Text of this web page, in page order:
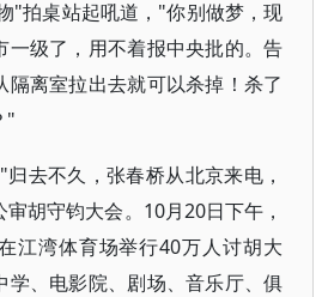
"拍桌站起吼道，"你别做梦，现
一级了，用不着报中央批的。告
隔离室拉出去就可以杀掉！杀了
"
去不久，张春桥从北京来电，
胡守钧大会。10月20日下午，
江湾体育场举行40万人讨胡大
学、电影院、剧场、音乐厅、俱